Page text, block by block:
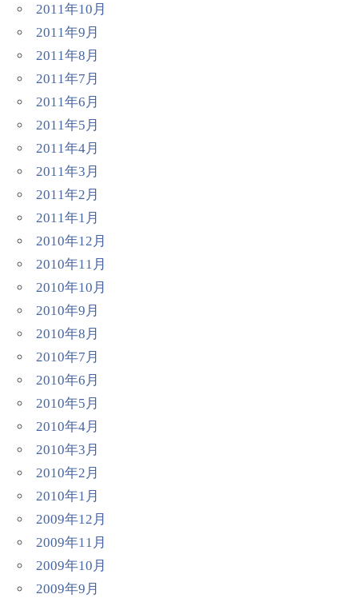
2011年10月
2011年9月
2011年8月
2011年7月
2011年6月
2011年5月
2011年4月
2011年3月
2011年2月
2011年1月
2010年12月
2010年11月
2010年10月
2010年9月
2010年8月
2010年7月
2010年6月
2010年5月
2010年4月
2010年3月
2010年2月
2010年1月
2009年12月
2009年11月
2009年10月
2009年9月